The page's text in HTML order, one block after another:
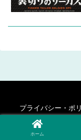
プライバシー・ポ
© 2020-2026
ホーム